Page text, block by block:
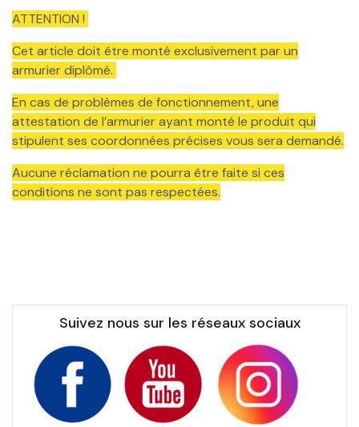
ATTENTION !
Cet article doit être monté exclusivement par un
armurier diplômé.
En cas de problèmes de fonctionnement, une
attestation de l’armurier ayant monté le produit qui
stipulent ses coordonnées précises vous sera demandé.
Aucune réclamation ne pourra être faite si ces
conditions ne sont pas respectées.
Suivez nous sur les réseaux sociaux